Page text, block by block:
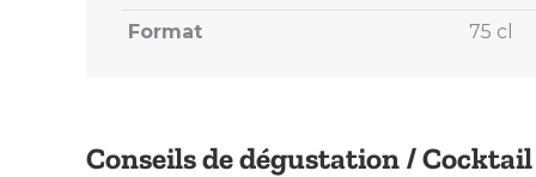
Conseils de dégustation / Cocktail
Format
75 cl